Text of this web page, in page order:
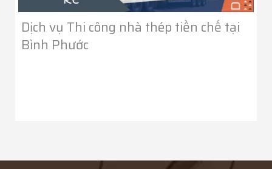
Dịch vụ Thi công nhà thép tiền chế tại
Bình Phước